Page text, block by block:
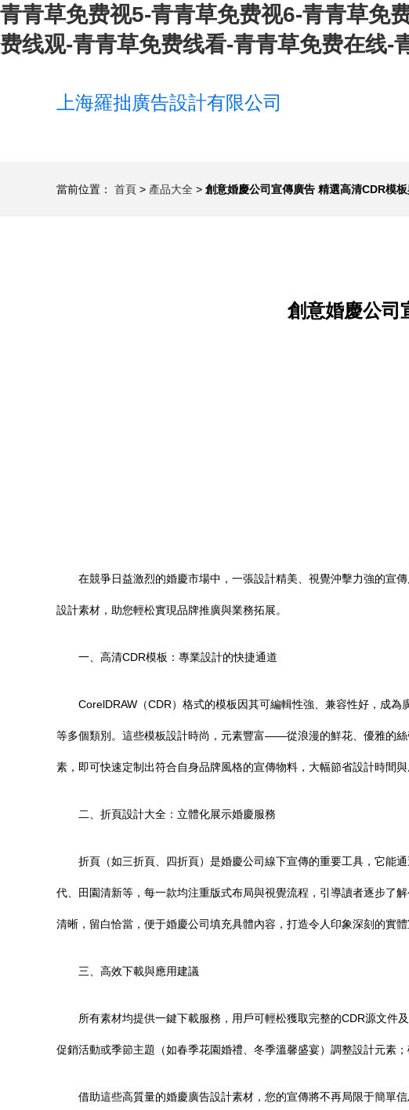
青青草免费视5-青青草免费视6-青青草免
费线观-青青草免费线看-青青草免费在线-
上海羅拙廣告設計有限公司
當前位置： 首頁 > 產品大全 > 創意婚慶公司宣傳廣告 精選高清CDR模
創意婚慶公司
在競爭日益激烈的婚慶市場中，一張設計精美、視覺沖擊力強的宣
設計素材，助您輕松實現品牌推廣與業務拓展。
一、高清CDR模板：專業設計的快捷通道
CorelDRAW（CDR）格式的模板因其可編輯性強、兼容性好，成
等多個類別。這些模板設計時尚，元素豐富——從浪漫的鮮花、優雅的
素，即可快速定制出符合自身品牌風格的宣傳物料，大幅節省設計時間與
二、折頁設計大全：立體化展示婚慶服務
折頁（如三折頁、四折頁）是婚慶公司線下宣傳的重要工具，它能
代、田園清新等，每一款均注重版式布局與視覺流程，引導讀者逐步了
清晰，留白恰當，便于婚慶公司填充具體內容，打造令人印象深刻的實體
三、高效下載與應用建議
所有素材均提供一鍵下載服務，用戶可輕松獲取完整的CDR源文件
促銷活動或季節主題（如春季花園婚禮、冬季溫馨盛宴）調整設計元素
借助這些高質量的婚慶廣告設計素材，您的宣傳將不再局限于簡單